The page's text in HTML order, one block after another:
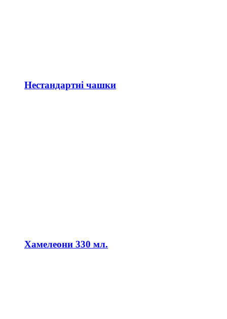
Нестандартні чашки
Хамелеони 330 мл.